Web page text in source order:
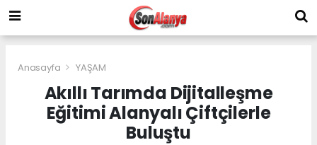
Anasayfa YAŞAM
Akıllı Tarımda Dijitalleşme
Eğitimi Alanyalı Çiftçilerle
Buluştu